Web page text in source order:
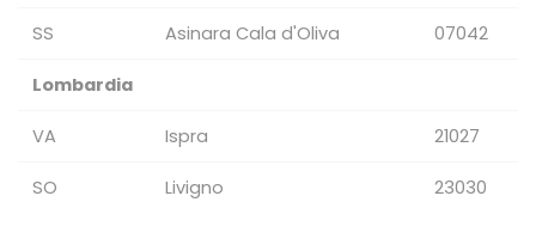
SS Asinara Cala d'Oliva 07042
Lombardia
VA Ispra 21027
SO Livigno 23030